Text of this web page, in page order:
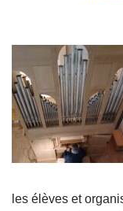
les élèves et